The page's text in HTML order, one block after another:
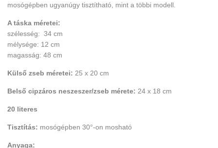
mosógépben ugyanúgy tisztítható, mint a többi modell.
A táska méretei:
szélesség: 34 cm
mélysége: 12 cm
magasság: 48 cm
Külső zseb méretei: 25 x 20 cm
Belső cipzáros neszeszer/zseb mérete: 24 x 18 cm
20 literes
Tisztítás: mosógépben 30°-on mosható
Anyaga: